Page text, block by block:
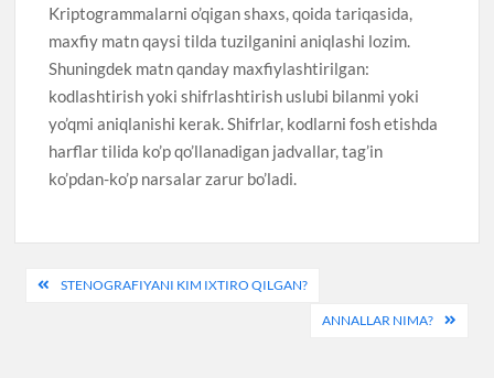
Kriptogrammalarni o’qigan shaxs, qoida tariqasida,
maxfiy matn qaysi tilda tuzilganini aniqlashi lozim.
Shuningdek matn qanday maxfiylashtirilgan:
kodlashtirish yoki shifrlashtirish uslubi bilanmi yoki
yo’qmi aniqlanishi kerak. Shifrlar, kodlarni fosh etishda
harflar tilida ko’p qo’llanadigan jadvallar, tag’in
ko’pdan-ko’p narsalar zarur bo’ladi.
PostSTENOGRAFIYANI KIM IXTIRO QILGAN?
ANNALLAR NIMA?